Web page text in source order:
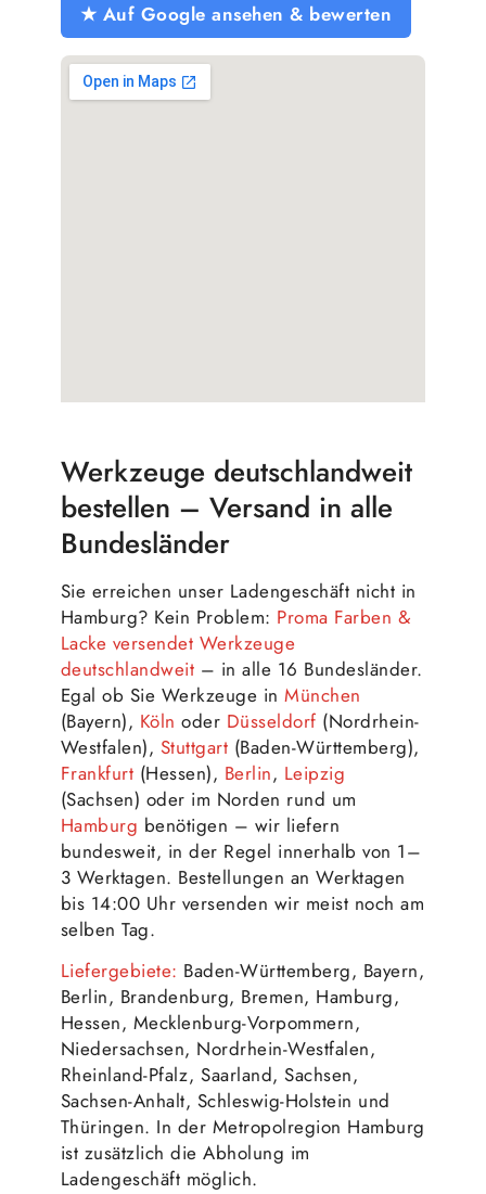
★ Auf Google ansehen & bewerten
Werkzeuge deutschlandweit
bestellen – Versand in alle
Bundesländer
Sie erreichen unser Ladengeschäft nicht in
Hamburg? Kein Problem: Proma Farben &
Lacke versendet Werkzeuge
deutschlandweit – in alle 16 Bundesländer.
Egal ob Sie Werkzeuge inMünchen
(Bayern), Köln oder Düsseldorf (Nordrhein-
Westfalen), Stuttgart (Baden-Württemberg),
Frankfurt (Hessen), Berlin, Leipzig
(Sachsen) oder im Norden rund um
Hamburg benötigen – wir liefern
bundesweit, in der Regel innerhalb von 1–
3 Werktagen. Bestellungen an Werktagen
bis 14:00 Uhr versenden wir meist noch am
selben Tag.
Liefergebiete: Baden-Württemberg, Bayern,
Berlin, Brandenburg, Bremen, Hamburg,
Hessen, Mecklenburg-Vorpommern,
Niedersachsen, Nordrhein-Westfalen,
Rheinland-Pfalz, Saarland, Sachsen,
Sachsen-Anhalt, Schleswig-Holstein und
Thüringen. In der Metropolregion Hamburg
ist zusätzlich die Abholung im
Ladengeschäft möglich.